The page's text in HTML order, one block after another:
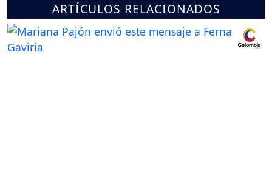
ARTÍCULOS RELACIONADOS